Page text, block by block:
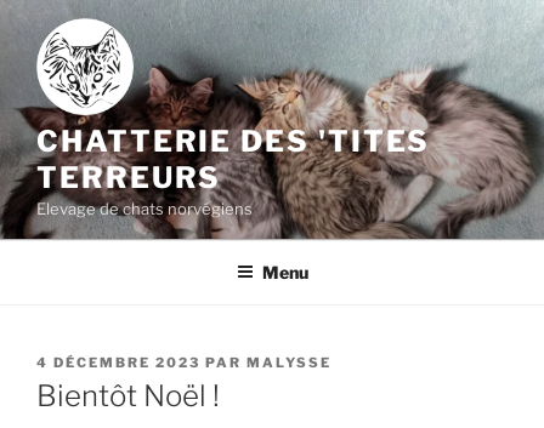
Aller
contenu
principal
CHATTERIE DES 'TITES
TERREURS
Elevage de chats norvégiens
Menu
PUBLIÉ
LE
4 DÉCEMBRE 2023 PAR MALYSSE
Bientôt Noël !